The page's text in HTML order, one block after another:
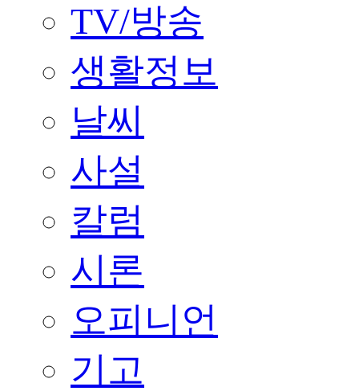
TV/방송
생활정보
날씨
사설
칼럼
시론
오피니언
기고